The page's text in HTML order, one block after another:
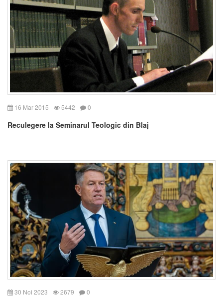
16 Mar 2015 5442 0
Reculegere la Seminarul Teologic din Blaj
30 Noi 2023 2679 0